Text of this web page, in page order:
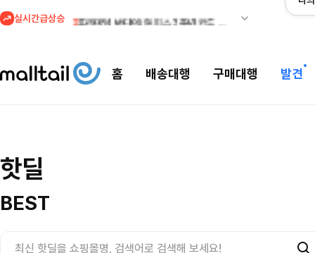
실시간급상승
2
5
스윔아울렛 25% 이상 할인! 수영복·수영용품 특가
홈 배송대행 구매대행 발견
핫딜
BEST
브랜드 최대 50% 할인!
$24.75